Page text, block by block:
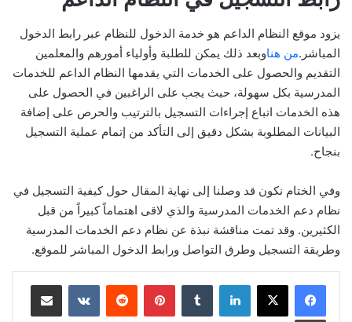
يزود موقع النظام الداعم هو خدمة الدخول للنظام عبر رابط الدخول
المباشر.من هناوبعد ذلك يمكن للطلبة وأولياء أمورهم والمعلمين
التقديم والحصول على الخدمات التي يقدمها النظام الداعم للخدمات
المدرسية بكل سهولة، حيث يجب على الراغبين في الحصول على
هذه الخدمات اتباع إجراءات التسجيل بالترتيب والحرص على إضافة
البيانات المطلوبة بشكل دقيق إلى التأكد من إتمام عملية التسجيل
بنجاح.
وفي الختام نكون قد وصلنا إلى نهاية المقال حول كيفية التسجيل في
نظام دعم الخدمات المدرسية والذي لاقى اهتماماً كبيراً من قبل
الكثيرين. وقد تمت مناقشة نبذة عن نظام دعم الخدمات المدرسية
وطريقة التسجيل وطرق التواصل ورابط الدخول المباشر للموقع.
لينكدإن بينتيريست مشاركة عبر البريد
طباعة